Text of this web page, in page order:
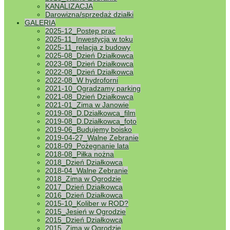
KANALIZACJA
Darowizna/sprzedaż działki
GALERIA
2025-12_Postęp prac
2025-11_Inwestycja w toku
2025-11_relacja z budowy
2025-08_Dzień Działkowca
2023-08_Dzień Działkowca
2022-08_Dzień Działkowca
2022-08_W hydroforni
2021-10_Ogradzamy parking
2021-08_Dzień Działkowca
2021-01_Zima w Janowie
2019-08_D.Działkowca_film
2019-08_D.Działkowca_foto
2019-06_Budujemy boisko
2019-04-27_Walne Zebranie
2018-09_Pożegnanie lata
2018-08_Piłka nożna
2018_Dzień Działkowca
2018-04_Walne Zebranie
2018_Zima w Ogrodzie
2017_Dzień Działkowca
2016_Dzień Działkowca
2015-10_Koliber w ROD?
2015_Jesień w Ogrodzie
2015_Dzień Działkowca
2015_Zima w Ogrodzie
wszystkim obecnym na spotkaniu serdecznie
podziękować w tym za poparcie przedłożonych
Zarządu Jacek Głazik